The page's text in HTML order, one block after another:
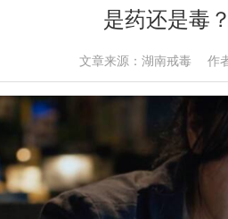
是药还是毒
文章来源：湖南戒毒 作